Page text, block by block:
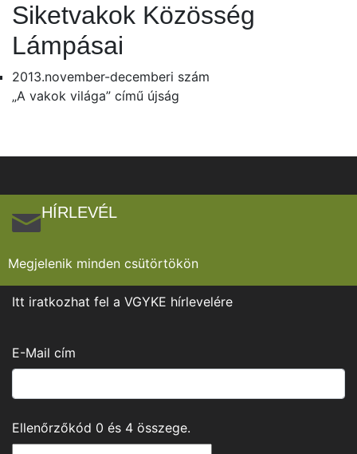
Siketvakok Közösség
Lámpásai
2013.november-decemberi szám
„A vakok világa” című újság
HÍRLEVÉL
Megjelenik minden csütörtökön
Itt iratkozhat fel a VGYKE hírlevelére
E-Mail cím
Ellenőrzőkód 0 és 4 összege.